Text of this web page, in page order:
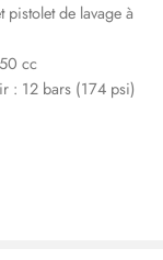
pistolet de lavage à
cc
: 12 bars (174 psi)